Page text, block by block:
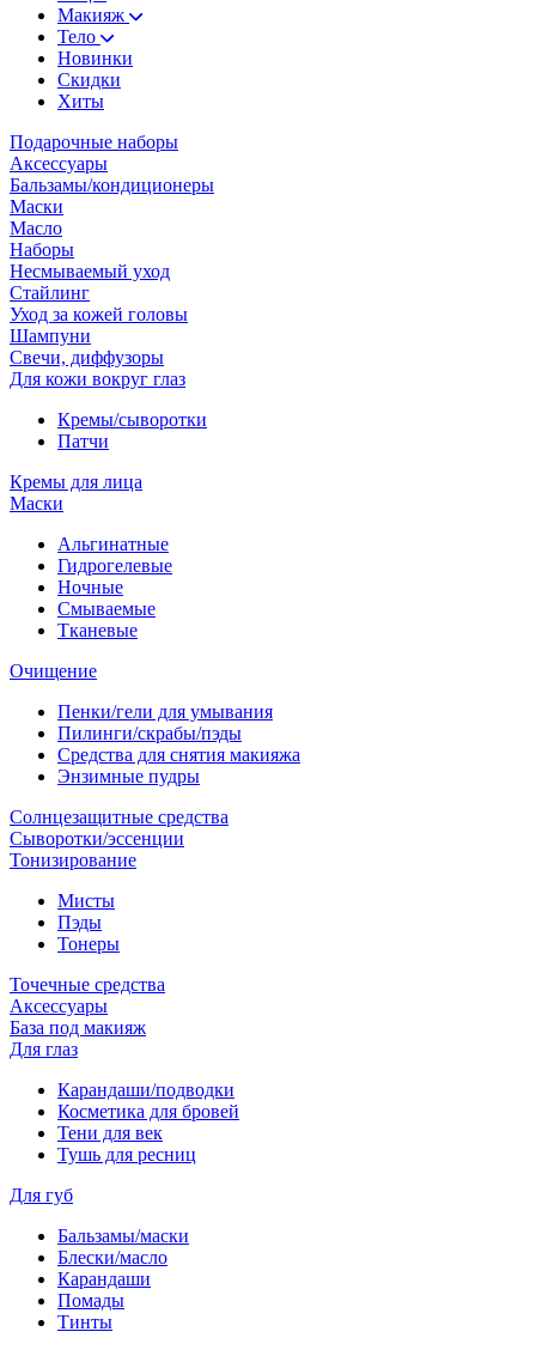
Макияж
Тело
Новинки
Скидки
Хиты
Подарочные наборы
Аксессуары
Бальзамы/кондиционеры
Маски
Масло
Наборы
Несмываемый уход
Стайлинг
Уход за кожей головы
Шампуни
Свечи, диффузоры
Для кожи вокруг глаз
Кремы/сыворотки
Патчи
Кремы для лица
Маски
Альгинатные
Гидрогелевые
Ночные
Смываемые
Тканевые
Очищение
Пенки/гели для умывания
Пилинги/скрабы/пэды
Средства для снятия макияжа
Энзимные пудры
Солнцезащитные средства
Сыворотки/эссенции
Тонизирование
Мисты
Пэды
Тонеры
Точечные средства
Аксессуары
База под макияж
Для глаз
Карандаши/подводки
Косметика для бровей
Тени для век
Тушь для ресниц
Для губ
Бальзамы/маски
Блески/масло
Карандаши
Помады
Тинты